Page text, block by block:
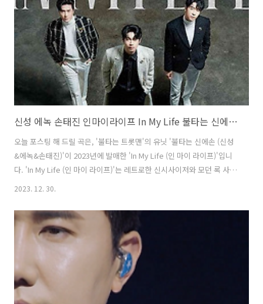
두각을 드러냈던 '손태진', '신성', '에녹'의 매력을 극대화한 앨범으로 타
이틀곡 '아시나요'를 포함해 '아시나요 (Inst.)', ..
신성 에녹 손태진 인마이라이프 In My Life 불타는 신에손 가사 노래 뮤비 곡정보
오늘 포스팅 해 드릴 곡은, '불타는 트롯맨'의 유닛 '불타는 신에손 (신성
&에녹&손태진)'이 2023년에 발매한 'In My Life (인 마이 라이프)'입니
다. 'In My Life (인 마이 라이프)'는 레트로한 신시사이저와 모던 록 사운
드가 돋보이는 뉴트로트 곡으로, 깊이 있는 가사와 '신성', '에녹', '손태
으로 내몰릴지라도 후회하지 않고 자신만의 길을 묵묵히 나아가겠다는
강한 의지를 담았습니다. 클래식, 트로트, 뮤지컬 등 각자의 분야에서 활
동했던 '손태진', '신성', '에녹'이 새롭게 도전했던 자신들의 이야기를 가
사에 담은 만큼 듣는 이들에게 깊은 공감을 선사합니다. In My Life (인
마이 라이프) - 불타는 ..
2023. 12. 30.